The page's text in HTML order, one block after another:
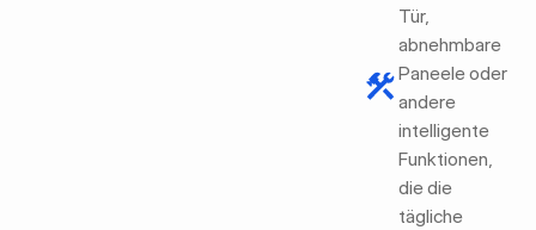
Tür,
abnehmbare
Paneele oder
andere
intelligente
Funktionen,
die die
tägliche